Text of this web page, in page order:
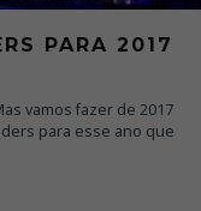
PARA 2017
vamos fazer de 2017
para esse ano que